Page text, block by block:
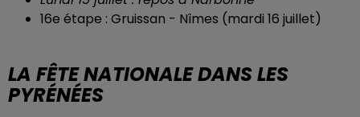
16e étape : Gruissan - Nîmes (mardi 16 juillet)
LA FÊTE NATIONALE DANS LES
PYRÉNÉES